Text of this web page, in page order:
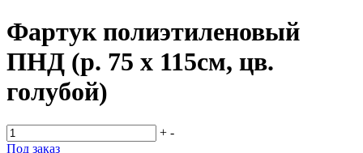
Фартук полиэтиленовый
ПНД (р. 75 х 115см, цв.
голубой)
+ -
Под заказ